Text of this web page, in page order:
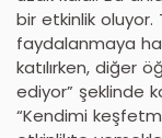
bir etkinlik
faydalanmaya
katılırken, diğer
ediyor” şeklinde
“Kendimi